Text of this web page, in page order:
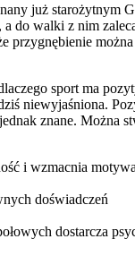
już starożytnym
a do walki z nim
przygnębienie
sport ma
niewyjaśniona.
znane. Można
i wzmacnia
doświadczeń
dostarcza